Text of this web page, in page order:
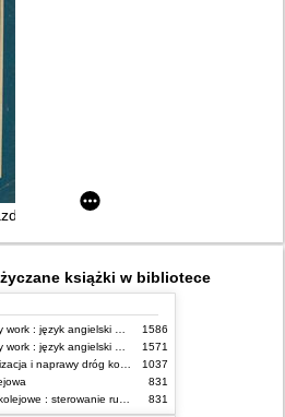
ważny 29.IX.1957 - 29.III.1958 r
książki w bibliotece
English for railway work : język angielski dla kolejarzy - podręcznik dla początkujących
1586
English for railway work : język angielski dla kolejarzy - podręcznik dla zaawansowanych
1571
Budowa, modernizacja i naprawy dróg kolejowych
1037
831
Ruch i przewozy kolejowe : sterowanie ruchem
831